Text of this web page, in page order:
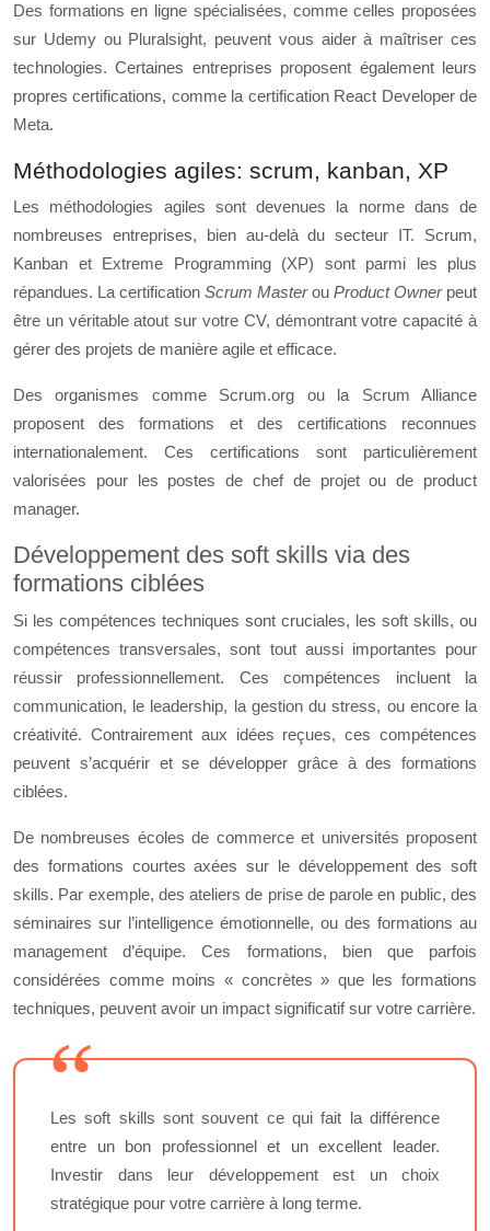
Des formations en ligne spécialisées, comme celles proposées
sur Udemy ou Pluralsight, peuvent vous aider à maîtriser ces
technologies. Certaines entreprises proposent également leurs
propres certifications, comme la certification React Developer de
Meta.
Méthodologies agiles: scrum, kanban, XP
Les méthodologies agiles sont devenues la norme dans de
nombreuses entreprises, bien au-delà du secteur IT. Scrum,
Kanban et Extreme Programming (XP) sont parmi les plus
répandues. La certification Scrum Masterou Product Owner peut
être un véritable atout sur votre CV, démontrant votre capacité à
gérer des projets de manière agile et efficace.
Des organismes comme Scrum.org ou la Scrum Alliance
proposent des formations et des certifications reconnues
internationalement. Ces certifications sont particulièrement
valorisées pour les postes de chef de projet ou de product
manager.
Développement des soft skills via des
formations ciblées
Si les compétences techniques sont cruciales, les soft skills, ou
compétences transversales, sont tout aussi importantes pour
réussir professionnellement. Ces compétences incluent la
communication, le leadership, la gestion du stress, ou encore la
créativité. Contrairement aux idées reçues, ces compétences
peuvent s’acquérir et se développer grâce à des formations
ciblées.
De nombreuses écoles de commerce et universités proposent
des formations courtes axées sur le développement des soft
skills. Par exemple, des ateliers de prise de parole en public, des
séminaires sur l’intelligence émotionnelle, ou des formations au
management d’équipe. Ces formations, bien que parfois
considérées comme moins « concrètes » que les formations
techniques, peuvent avoir un impact significatif sur votre carrière.
Les soft skills sont souvent ce qui fait la différence
entre un bon professionnel et un excellent leader.
Investir dans leur développement est un choix
stratégique pour votre carrière à long terme.